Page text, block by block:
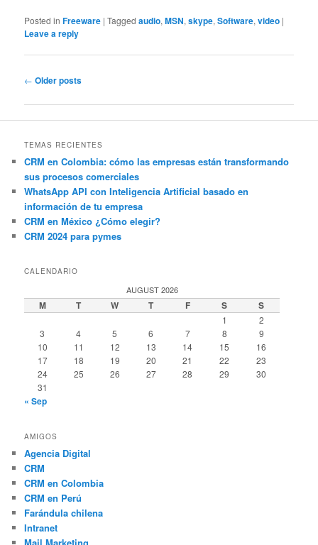
Posted in Freeware |Tagged audio,MSN,skype,Software,video |
Leave a reply
Post
← Older posts
TEMAS RECIENTES
CRM en Colombia: cómo las empresas están transformando
sus procesos comerciales
WhatsApp API con Inteligencia Artificial basado en
información de tu empresa
CRM en México ¿Cómo elegir?
CRM 2024 para pymes
CALENDARIO
AUGUST 2026
M T W T F S S
1
2
3
4 5 6 7 8
9
10
11 12 13 14 15
16
17
18 19 20 21 22
23
24
25 26 27 28 29
30
31
« Sep
AMIGOS
Agencia Digital
CRM
CRM en Colombia
CRM en Perú
Farándula chilena
Intranet
Mail Marketing